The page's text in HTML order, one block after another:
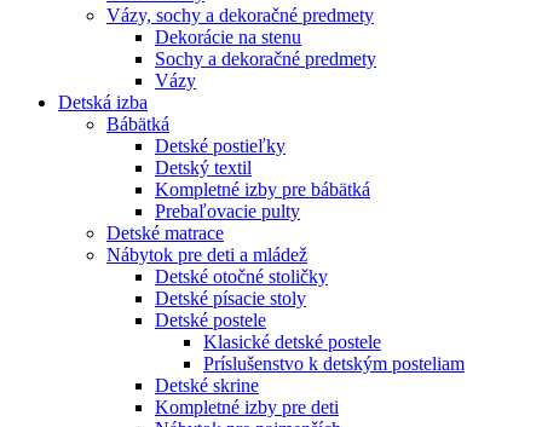
Vázy, sochy a dekoračné predmety
Dekorácie na stenu
Sochy a dekoračné predmety
Vázy
Detská izba
Bábätká
Detské postieľky
Detský textil
Kompletné izby pre bábätká
Prebaľovacie pulty
Detské matrace
Nábytok pre deti a mládež
Detské otočné stoličky
Detské písacie stoly
Detské postele
Klasické detské postele
Príslušenstvo k detským posteliam
Detské skrine
Kompletné izby pre deti